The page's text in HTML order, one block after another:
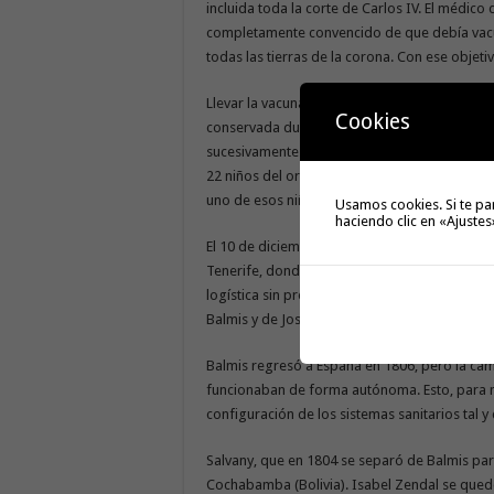
incluida toda la corte de Carlos IV. El médico
completamente convencido de que debía
todas las tierras de la corona. Con ese
Llevar la vacuna a los territorios de ultramar
conservada durante unos días. Balmis tuvo
sucesivamente a niños durante la
22 niños del orfanato Casa de Expósitos de
uno de esos niños, Isabel Zendal Gómez.
El 10 de diciembre de dicho año la Real
Tenerife, donde vacunó durante un mes a
logística sin precedentes hacia el resto del
Balmis y de José Salvany y Lleopart siguió su
Balmis regresó a España en 1806, pero la
funcionaban de forma autónoma. Esto,
configuración de los sistemas sanitarios tal
Salvany, que en 1804 se separó de Balmis
Cochabamba (Bolivia). Isabel Zendal se
Cookies
Usamos cookies. Si te
haciendo clic en